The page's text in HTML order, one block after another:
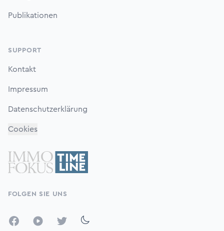
Publikationen
SUPPORT
Kontakt
Impressum
Datenschutzerklärung
Cookies
FOLGEN SIE UNS
FacebookYouTubeTwitter